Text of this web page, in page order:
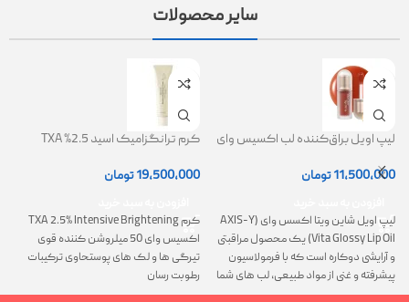
سایر محصولات
لیپ اویل براق‌کننده لب اکسیس وای
11,500,000تومان
لیپ اویل شاین ویتا اکسس وای (AXIS-Y
Vita Glossy Lip Oil) یک محصول مراقبتی
و آرایشی دوکاره است که با فرمولاسیون
پیشرفته و غنی از مواد طبیعی، لب های شما
را همزمان ترمیم، تغذیه و فوق العاده
کرم ترانگزامیک اسید 2.5% TXA
19,500,000تومان
کرم TXA 2.5% Intensive Brightening
اکسیس وای 50 میلروشن کننده قوی
تیرگی ها و لک های پوستحاوی ترکیبات
رطوبت رسان